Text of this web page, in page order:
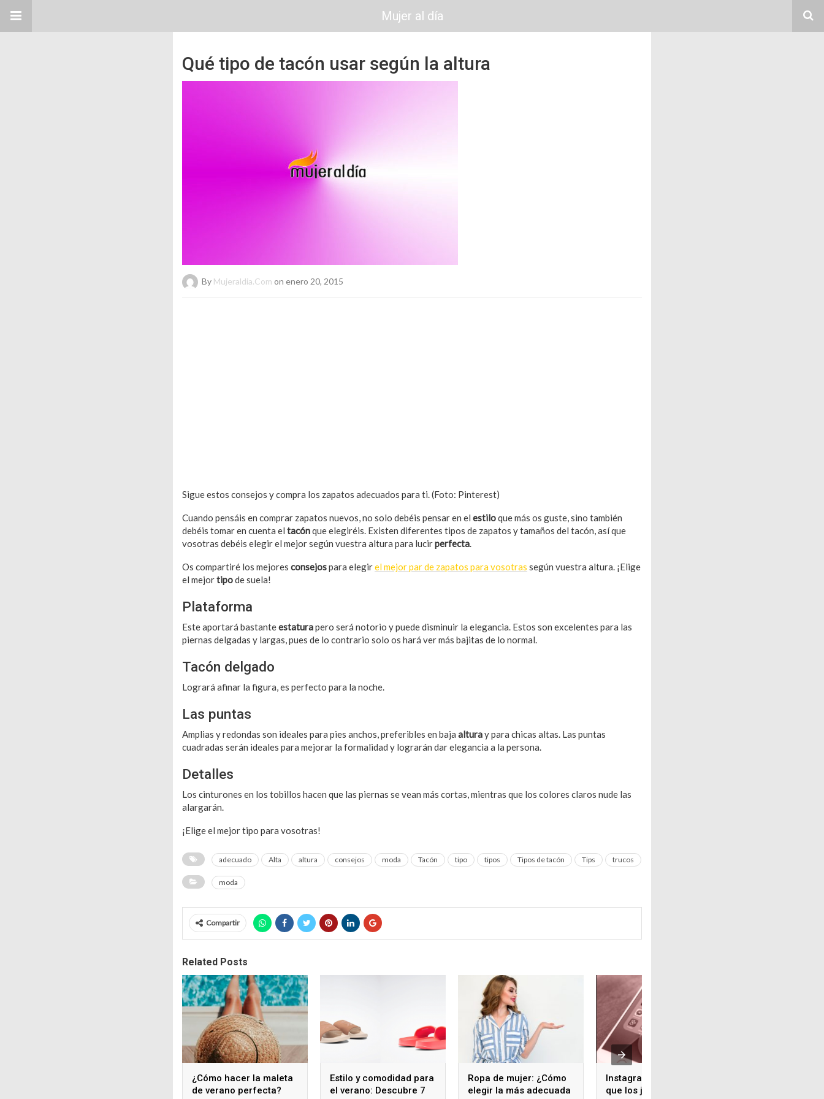
Mujer al día
Qué tipo de tacón usar según la altura
By Mujeraldia.com on enero 20, 2015
Sigue estos consejos y compra los zapatos adecuados para ti. (Foto: Pinterest)
Cuando pensáis en comprar zapatos nuevos, no solo debéis pensar en el estiloque más os guste, sino también
debéis tomar en cuenta el tacónque elegiréis. Existen diferentes tipos de zapatos y tamaños del tacón, así que
vosotras debéis elegir el mejor según vuestra altura para lucirperfecta.
Os compartiré los mejores consejospara elegirel mejor par de zapatos para vosotras según vuestra altura. ¡Elige
el mejortipode suela!
Plataforma
Este aportará bastanteestaturapero será notorio y puede disminuir la elegancia. Estos son excelentes para las
piernas delgadas y largas, pues de lo contrario solo os hará ver más bajitas de lo normal.
Tacón delgado
Logrará afinar la figura, es perfecto para la noche.
Las puntas
Amplias y redondas son ideales para pies anchos, preferibles en baja alturay para chicas altas. Las puntas
cuadradas serán ideales para mejorar la formalidad y lograrán dar elegancia a la persona.
Detalles
Los cinturones en los tobillos hacen que las piernas se vean más cortas, mientras que los colores claros nude las
alargarán.
¡Elige el mejor tipo para vosotras!
adecuado Alta altura consejos moda Tacón tipo tipos Tipos de tacón Tips trucos
moda
Compartir
Related Posts
¿Cómo hacer la maleta
de verano perfecta?
Estilo y comodidad para
el verano: Descubre 7
Ropa de mujer: ¿Cómo
elegir la más adecuada
Instagram pronostica
que los jóvenes usaran